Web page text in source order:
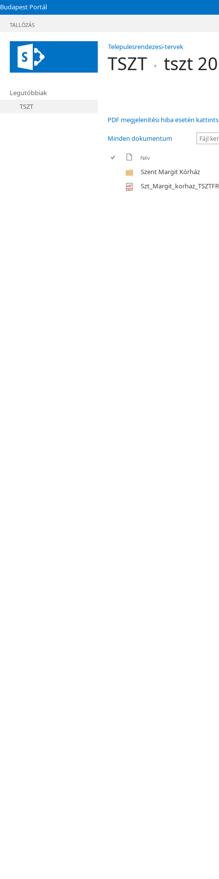
Budapest Portál
TALLÓZÁS
Telepulesrendezesi-tervek
TSZT tszt
Legutóbbiak
TSZT
PDF megjelenítési hiba esetén
Minden dokumentum
Név
Szent Margit Kórház